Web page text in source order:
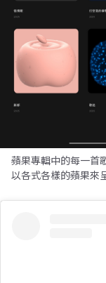
蘋果專輯中的每一首
以各式各樣的蘋果來